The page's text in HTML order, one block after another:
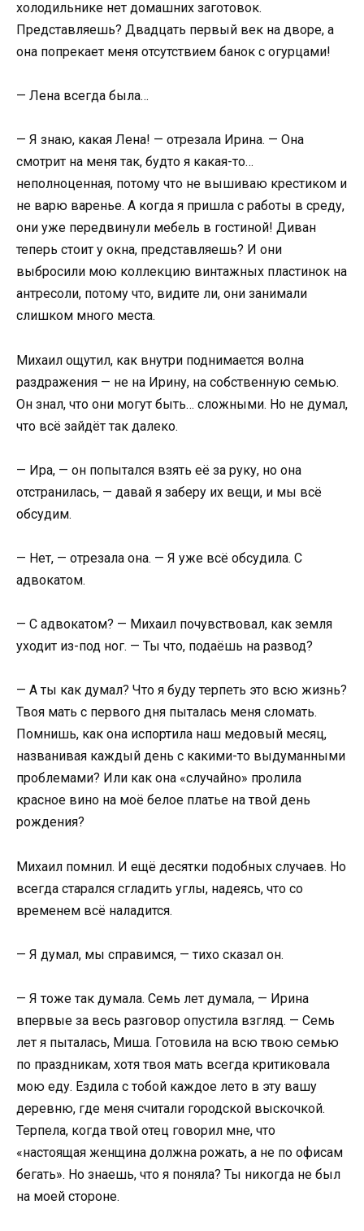
холодильнике нет домашних заготовок.
Представляешь? Двадцать первый век на дворе, а
она попрекает меня отсутствием банок с огурцами!
— Лена всегда была…
— Я знаю, какая Лена! — отрезала Ирина. — Она
смотрит на меня так, будто я какая-то…
неполноценная, потому что не вышиваю крестиком и
не варю варенье. А когда я пришла с работы в среду,
они уже передвинули мебель в гостиной! Диван
теперь стоит у окна, представляешь? И они
выбросили мою коллекцию винтажных пластинок на
антресоли, потому что, видите ли, они занимали
слишком много места.
Михаил ощутил, как внутри поднимается волна
раздражения — не на Ирину, на собственную семью.
Он знал, что они могут быть… сложными. Но не думал,
что всё зайдёт так далеко.
— Ира, — он попытался взять её за руку, но она
отстранилась, — давай я заберу их вещи, и мы всё
обсудим.
— Нет, — отрезала она. — Я уже всё обсудила. С
адвокатом.
— С адвокатом? — Михаил почувствовал, как земля
уходит из-под ног. — Ты что, подаёшь на развод?
— А ты как думал? Что я буду терпеть это всю жизнь?
Твоя мать с первого дня пыталась меня сломать.
Помнишь, как она испортила наш медовый месяц,
названивая каждый день с какими-то выдуманными
проблемами? Или как она «случайно» пролила
красное вино на моё белое платье на твой день
рождения?
Михаил помнил. И ещё десятки подобных случаев. Но
всегда старался сгладить углы, надеясь, что со
временем всё наладится.
— Я думал, мы справимся, — тихо сказал он.
— Я тоже так думала. Семь лет думала, — Ирина
впервые за весь разговор опустила взгляд. — Семь
лет я пыталась, Миша. Готовила на всю твою семью
по праздникам, хотя твоя мать всегда критиковала
мою еду. Ездила с тобой каждое лето в эту вашу
деревню, где меня считали городской выскочкой.
Терпела, когда твой отец говорил мне, что
«настоящая женщина должна рожать, а не по офисам
бегать». Но знаешь, что я поняла? Ты никогда не был
на моей стороне.